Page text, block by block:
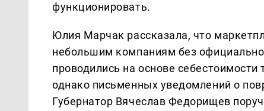
функционировать.
Юлия Марчак рассказала, что
небольшим компаниям без
проводились на основе себестоимости
однако письменных уведомлений о
Губернатор Вячеслав Федорищев